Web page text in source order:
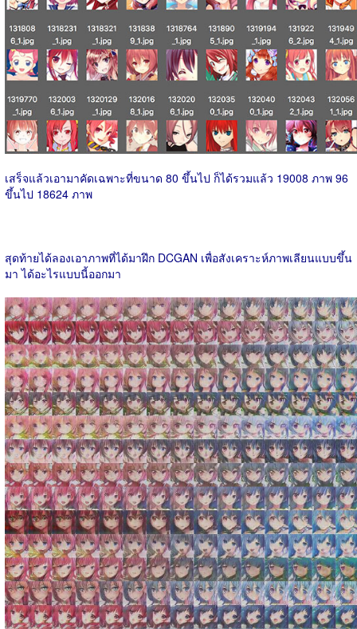
เสร็จแล้วเอามาคัดเฉพาะที่ขนาด 80 ขึ้นไป ก็ได้รวมแล้ว 19008 ภาพ 96
ขึ้นไป 18624 ภาพ
สุดท้ายได้ลองเอาภาพที่ได้มาฝึก DCGAN เพื่อสังเคราะห์ภาพเลียนแบบขึ้น
มา ได้อะไรแบบนี้ออกมา